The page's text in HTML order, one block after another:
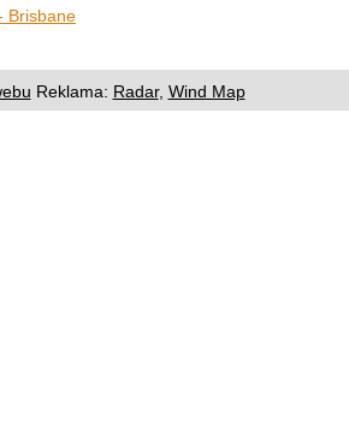
Brisbane
Reklama: Radar, Wind Map